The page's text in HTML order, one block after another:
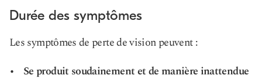
Durée des symptômes
Les symptômes de perte de vision peuvent :
Se produit soudainement et de manière inattendue